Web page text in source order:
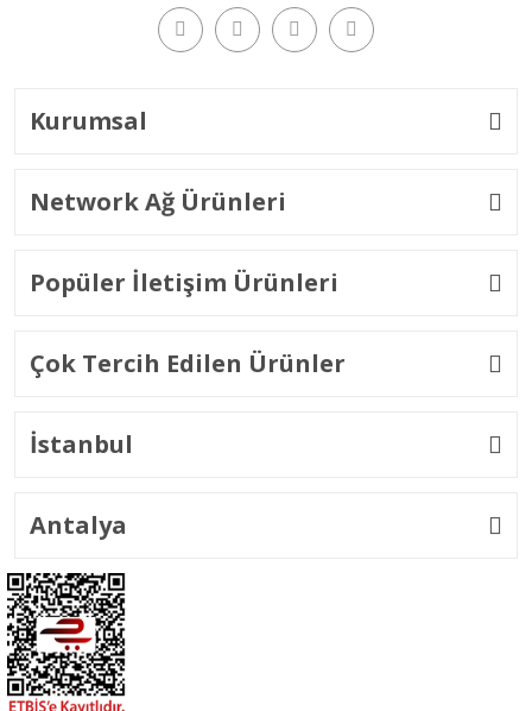
Kurumsal
Network Ağ Ürünleri
Popüler İletişim Ürünleri
Çok Tercih Edilen Ürünler
İstanbul
Antalya